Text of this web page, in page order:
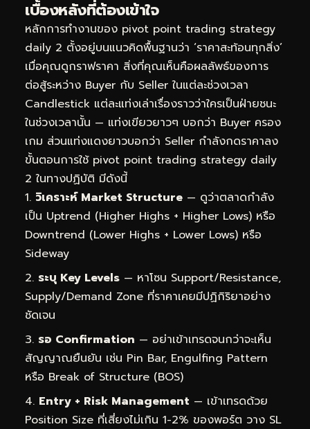
เบื้องหลังที่ต้องเข้าใจ
หลักการทำงานของ pivot point trading strategy
daily 2 ตั้งอยู่บนแนวคิดพื้นฐานว่า ‘ราคาสะท้อนทุกสิ่ง’
เมื่อคุณดูกราฟราคา สิ่งที่คุณเห็นคือผลลัพธ์ของการ
ต่อสู้ระหว่าง Buyer กับ Seller ในแต่ละช่วงเวลา
Candlestick แต่ละแท่งเล่าเรื่องราวว่าใครเป็นฝ่ายชนะ
ในช่วงเวลานั้น — แท่งเขียวยาวๆ บอกว่า Buyer ครอง
เกม ส่วนแท่งแดงยาวบอกว่า Seller กำลังกดราคาลง
ขั้นตอนการใช้ pivot point trading strategy daily
2 ในทางปฏิบัติ มีดังนี้
วิเคราะห์ Market Structure — ดูว่าตลาดกำลัง
เป็น Uptrend (Higher Highs + Higher Lows) หรือ
Downtrend (Lower Highs + Lower Lows) หรือ
Sideway
ระบุ Key Levels — หาโซน Support/Resistance,
Supply/Demand Zone ที่ราคาเคยมีปฏิกิริยาอย่าง
ชัดเจน
รอ Confirmation — อย่าเข้าเทรดจนกว่าจะเห็น
สัญญาณยืนยัน เช่น Pin Bar, Engulfing Pattern
หรือ Break of Structure (BOS)
Entry + Risk Management — เข้าเทรดด้วย
Position Size ที่เสี่ยงไม่เกิน 1-2% ของพอร์ต วาง SL